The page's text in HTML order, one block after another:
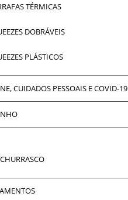
TÉRMICAS
DOBRÁVEIS
PLÁSTICOS
CUIDADOS PESSOAIS E COVID-19